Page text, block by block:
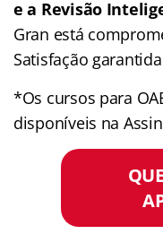
e a Revisão
Gran está
Satisfação
*Os cursos para
disponíveis na